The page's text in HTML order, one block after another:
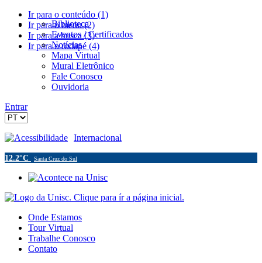
Ir para o conteúdo (1)
Ir para o menu (2)
Ir para a busca (3)
Ir para o rodapé (4)
Biblioteca
Eventos / Certificados
Notícias
Mapa Virtual
Mural Eletrônico
Fale Conosco
Ouvidoria
Entrar
Acessibilidade Internacional
12.2°C Santa Cruz do Sul
Onde Estamos
Tour Virtual
Trabalhe Conosco
Contato